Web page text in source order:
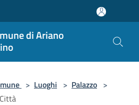
di Ariano
> Luoghi > Palazzo >